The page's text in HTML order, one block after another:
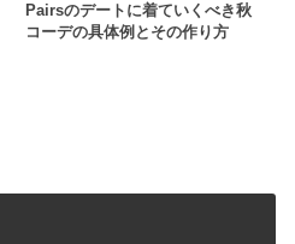
Pairsのデートに着ていくべき秋
コーデの具体例とその作り方